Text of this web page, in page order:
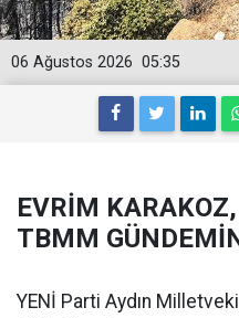
05:35
06 Ağustos 2026
EVRİM
TBMM
YENİ Parti Aydın